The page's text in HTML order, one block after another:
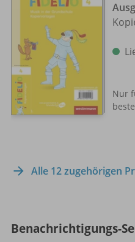
Nur
Alle 12 zugehörigen
Benachrichtigungs-